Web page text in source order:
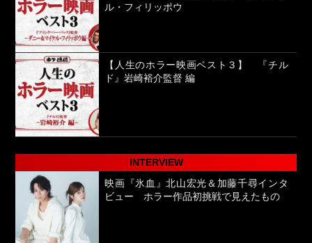
ル・フィリッポウ
【人生のホラー映画ベスト３】 『チル
ド』岩崎裕介監督 編
INTERVIEW
映画『氷血』北山宏光＆加藤千尋インタ
ビュー ホラー作品初挑戦で見えたもの